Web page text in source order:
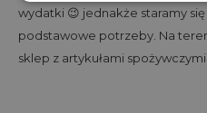
wydatki 😉 jednakże staramy
podstawowe potrzeby. Na
sklep z artykułami